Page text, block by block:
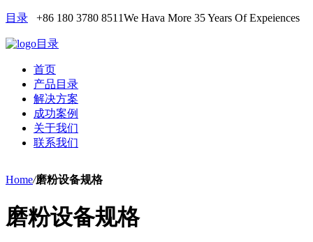
目录 +86 180 3780 8511We Hava More 35 Years Of Expeiences
目录
首页
产品目录
解决方案
成功案例
关于我们
联系我们
Home/磨粉设备规格
磨粉设备规格